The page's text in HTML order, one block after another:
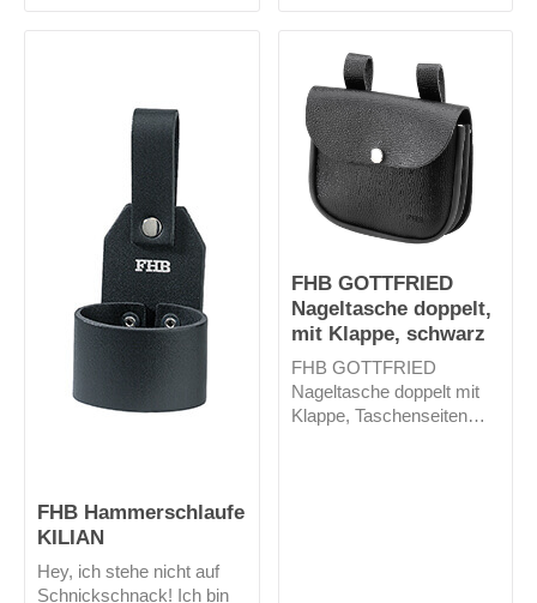
FHB Hammerschlaufe
KILIAN
Hey, ich stehe nicht auf
Schnickschnack! Ich bin
FHB GOTTFRIED
Nageltasche doppelt,
mit Klappe, schwarz
FHB GOTTFRIED
Nageltasche doppelt mit
Klappe, Taschenseiten